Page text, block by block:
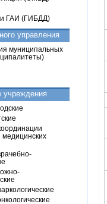
ГАИ (ГИБДД)
управления
муниципальных
учреждения
медицинских